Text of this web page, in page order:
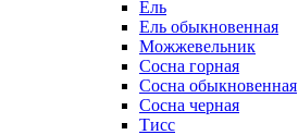
Ель
Ель обыкновенная
Можжевельник
Сосна горная
Сосна обыкновенная
Сосна черная
Тисс